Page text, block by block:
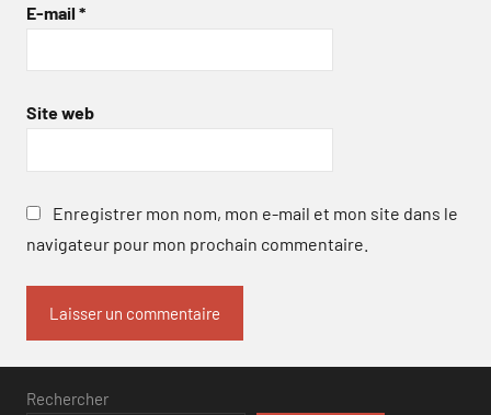
E-mail *
Site web
Enregistrer mon nom, mon e-mail et mon site dans le
navigateur pour mon prochain commentaire.
Rechercher